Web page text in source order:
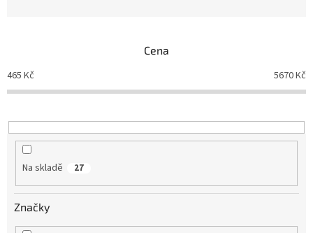
p
u
Cena
465 Kč 5670Kč
Na skladě 27
Značky